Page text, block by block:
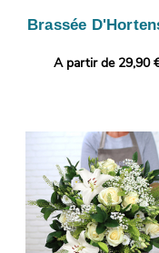
Brassée
A partir de 29,90